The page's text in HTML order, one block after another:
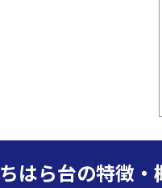
ちはら台の特徴・